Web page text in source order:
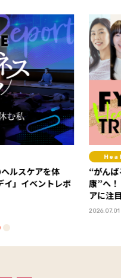
ら“心地よく整える健
半期は運動・休養・血糖ケ